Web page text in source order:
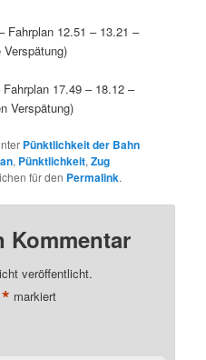
Fahrplan 12.51 – 13.21 –
17.49 – 18.12 –
Verspätung)
Pünktlichkeit der Bahn
, Pünktlichkeit,Zug
für den Permalink.
Kommentar
veröffentlicht.
* markiert